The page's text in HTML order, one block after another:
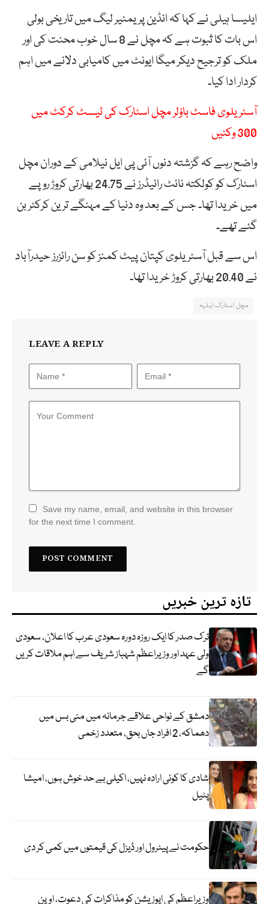
ایلیسا ہیلی نے کہا کہ انڈین پریمئیر لیگ میں تاریخی بولی
اس بات کا ثبوت ہے کہ مچل نے 8 سال خوب محنت کی اور
ملک کو ترجیح دیکر میگا ایونٹ میں کامیابی دلانے میں اہم
کردار ادا کیا۔
آسٹریلوی فاسٹ باؤلر مچل اسٹارک کی ٹیسٹ کرکٹ میں
300 وکٹیں
واضح رہے کہ گزشتہ دنوں آئی پی ایل نیلامی کے دوران مچل
اسٹارک کو کولکتہ نائٹ رائیڈرز نے 24.75 بھارتی کروڑ روپے
میں خریدا تھا۔ جس کے بعد وہ دنیا کے مہنگے ترین کرکٹر بن
گئے تھے۔
اس سے قبل آسٹریلوی کپتان پیٹ کمنز کو سن رائزرز حیدرآباد
نے 20.40 بھارتی کروڑ خریدا تھا۔
مچل اسٹارک اہلیہ
LEAVE A REPLY
Save my name, email, and website in this browser
for the next time I comment.
تازہ ترین خبریں
ترک صدر کا ایک روزہ دورہ سعودی عرب کا اعلان، سعودی
ولی عہد اور وزیراعظم شہباز شریف سے اہم ملاقات کریں
گے
دمشق کے نواحی علاقے جرمانہ میں منی بس میں
دھماکہ، 2 افراد جاں بحق، متعدد زخمی
شادی کا کوئی ارادہ نہیں، اکیلی بے حد خوش ہوں، امیشا
پٹیل
حکومت نے پیٹرول اور ڈیزل کی قیمتوں میں کمی کر دی
وزیراعظم کی اپوزیشن کو مذاکرات کی دعوت، اوپن